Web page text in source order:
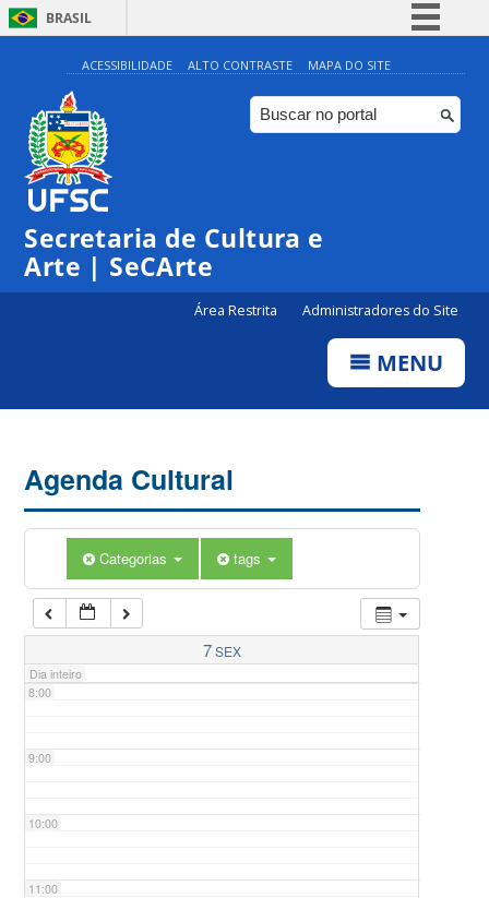
BRASIL
Simplifique!
Comunica BR
Participe
ACESSIBILIDADE ALTO CONTRASTE MAPA DO SITE
Secretaria de Cultura e
Arte | SeCArte
Área Restrita Administradores do Site
MENU
Agenda Cultural
Categorias tags
7SEX
Dia inteiro
0:00
1:00
5:00
7:00
8:00
9:00
10:00
11:00